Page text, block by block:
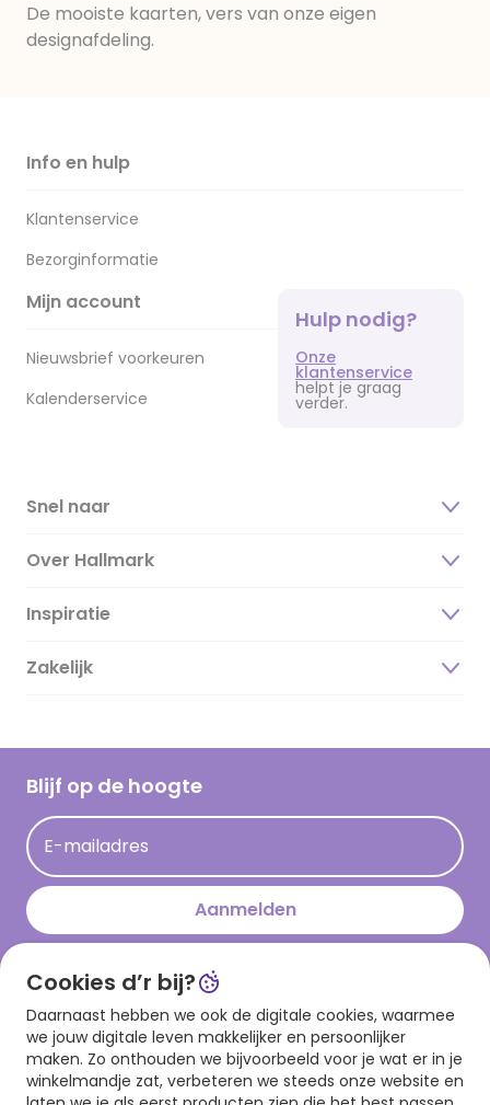
De mooiste kaarten, vers van onze eigen
designafdeling.
Info en hulp
Klantenservice
Bezorginformatie
Mijn account
Nieuwsbrief voorkeuren
Kalenderservice
Hulp nodig?
Onze
klantenservice
helpt je graag
verder.
Snel naar
Over Hallmark
Over ons
Duurzaamheid
Hallmark Kaartclub
Acties
Persberichten
Inspiratie
Magazine
Cadeau inspiratie
Op kamp gedichten en versjes
Leuke en grappige op kamp teksten
kamppost inspiratie
Zakelijk
Blijf op de hoogte
E-mailadres
Aanmelden
Download onze app
Cookies d’r bij?
Daarnaast hebben we ook de digitale cookies, waarmee
we jouw digitale leven makkelijker en persoonlijker
maken. Zo onthouden we bijvoorbeeld voor je wat er in je
winkelmandje zat, verbeteren we steeds onze website en